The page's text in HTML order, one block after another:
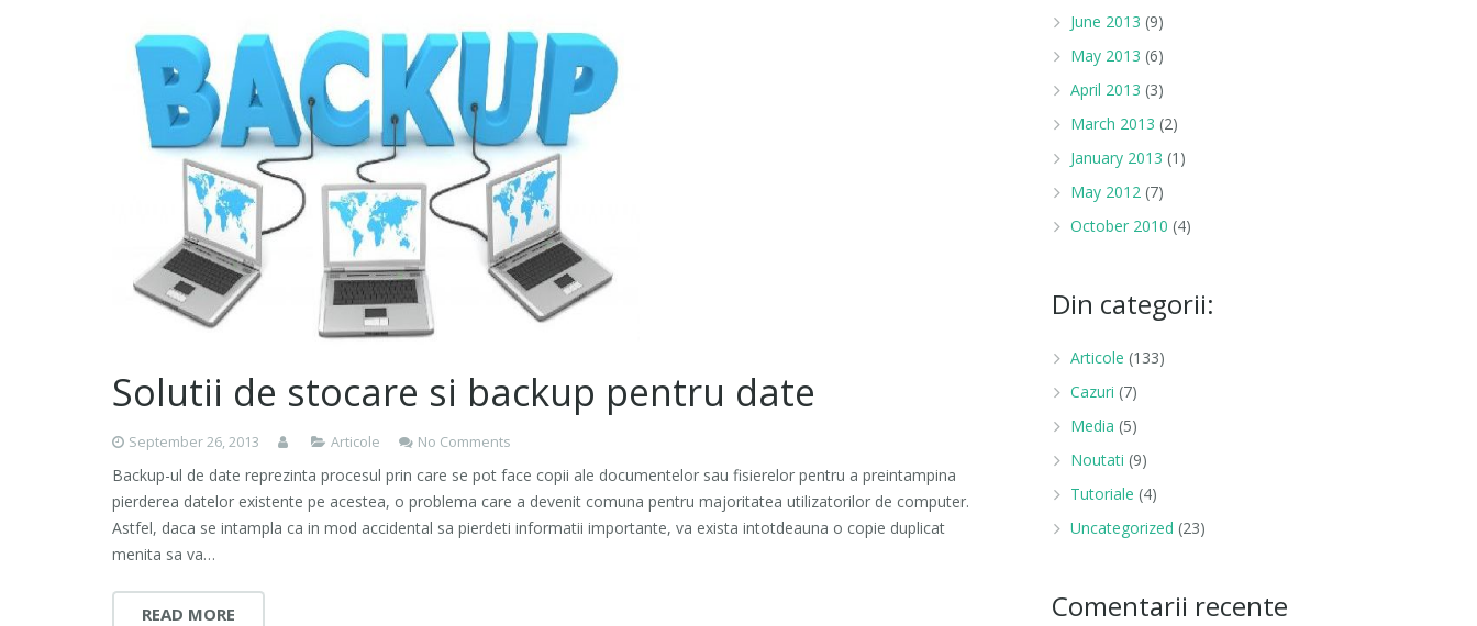
Solutii de stocare si backup pentru date
September 26, 2013 Articole No Comments
Backup-ul de date reprezinta procesul prin care se pot face copii ale documentelor sau fisierelor pentru a preintampina
pierderea datelor existente pe acestea, o problema care a devenit comuna pentru majoritatea utilizatorilor de computer.
Astfel, daca se intampla ca in mod accidental sa pierdeti informatii importante, va exista intotdeauna o copie duplicat
menita sa va…
READ MORE
June 2013 (9)
May 2013 (6)
April 2013 (3)
March 2013 (2)
January 2013 (1)
May 2012(7)
October 2010 (4)
Din categorii:
Articole (133)
Cazuri (7)
Media (5)
Noutati (9)
Tutoriale (4)
Uncategorized (23)
Comentarii recente